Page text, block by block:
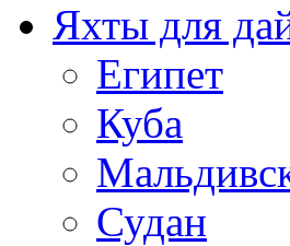
Яхты для
Египет
Куба
Судан